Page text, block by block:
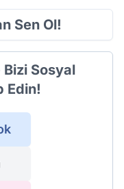
Sen Ol!
Sosyal
Edin!